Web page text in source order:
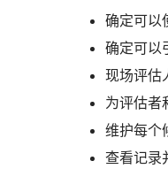
确定可以
确定可以
现场评估
为评估者
维护每个
查看记录